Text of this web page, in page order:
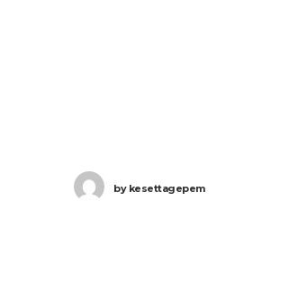
bykesettagepem